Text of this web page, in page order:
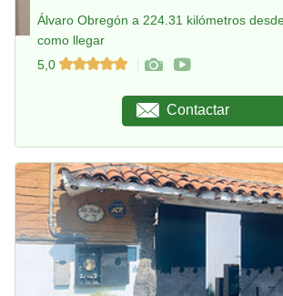
Álvaro Obregón a 224.31 kilómetros
como llegar
5,0
Contactar